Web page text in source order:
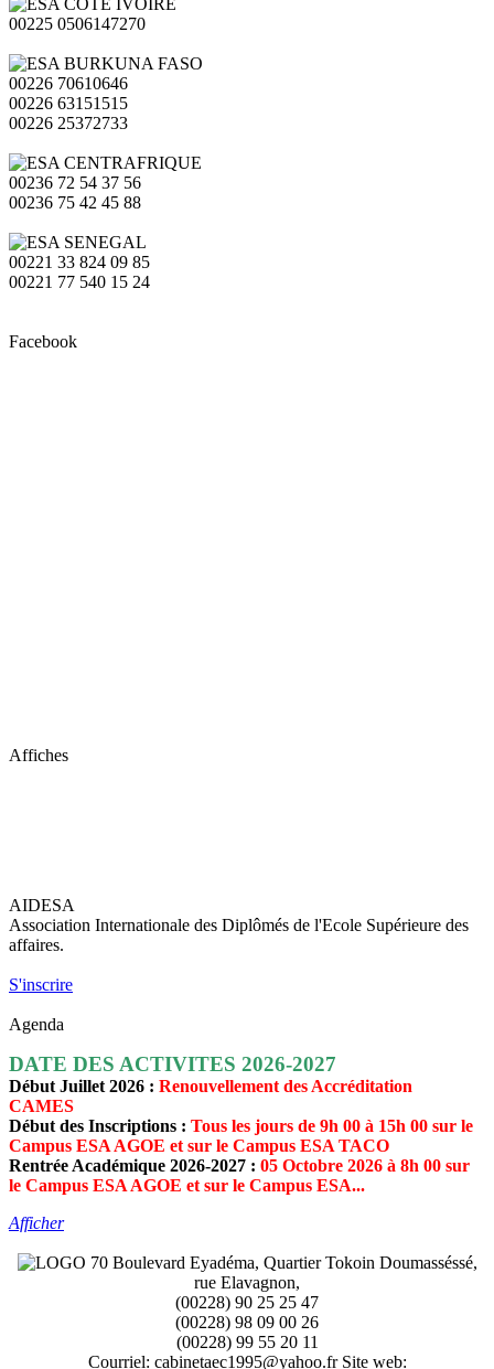
00225 0506147270
00226 70610646
00226 63151515
00226 25372733
00236 72 54 37 56
00236 75 42 45 88
00221 33 824 09 85
00221 77 540 15 24
Facebook
Affiches
AIDESA
Association Internationale des Diplômés de l'Ecole Supérieure des
affaires.
S'inscrire
Agenda
DATE DES ACTIVITES 2026-2027
Début Juillet 2026 : Renouvellement des Accréditation
CAMES
Début des Inscriptions : Tous les jours de 9h 00 à 15h 00 sur le
Campus ESA AGOE et sur le Campus ESA TACO
Rentrée Académique 2026-2027 : 05 Octobre 2026 à 8h 00 sur
le Campus ESA AGOE et sur le Campus ESA...
Afficher
70 Boulevard Eyadéma, Quartier Tokoin Doumasséssé,
rue Elavagnon,
(00228) 90 25 25 47
(00228) 98 09 00 26
(00228) 99 55 20 11
Courriel: cabinetaec1995@yahoo.fr Site web: